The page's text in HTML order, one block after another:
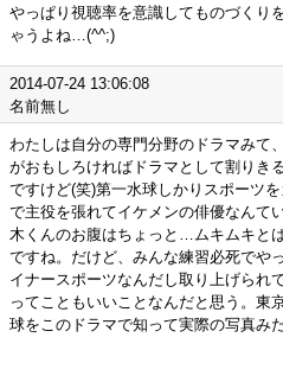
やっぱり視聴率を意識してものづくり
ゃうよね…(^^;)
2014-07-24 13:06:08
名前無し
わたしは自分の専門分野のドラマみて
がおもしろければドラマとして割りき
ですけど(笑)第一水球しかりスポーツ
で主役を張れてイケメンの俳優なんて
木くんのお腹はちょっと…ムキムキと
ですね。だけど、みんな練習必死でや
イナースポーツなんだし取り上げられ
ってこともいいことなんだと思う。東
球をこのドラマで知って実際の写真み